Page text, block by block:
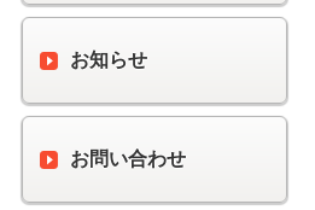
お知らせ
お問い合わせ